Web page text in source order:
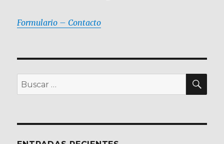
Formulario – Contacto
Buscar
por: